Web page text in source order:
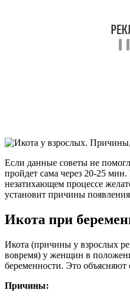
Если данные советы не
пройдет сама через 20-25
незатихающем процессе
установит причины
Икота при
Икота (причины у взрослых
вовремя) у женщин в
беременности. Это
Причины: